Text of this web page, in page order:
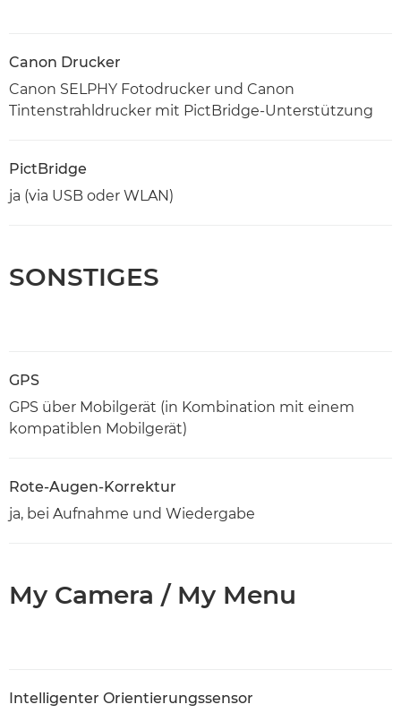
Canon Drucker
Canon SELPHY Fotodrucker und Canon
Tintenstrahldrucker mit PictBridge-Unterstützung
PictBridge
ja (via USB oder WLAN)
SONSTIGES
GPS
GPS über Mobilgerät (in Kombination mit einem
kompatiblen Mobilgerät)
Rote-Augen-Korrektur
ja, bei Aufnahme und Wiedergabe
My Camera / My Menu
Intelligenter Orientierungssensor